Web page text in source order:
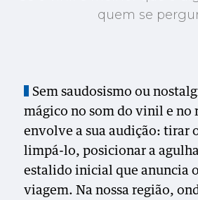
quem se
Sem saudosismo ou
mágico no som do vinil e no
envolve a sua audição: tirar
limpá-lo, posicionar a
estalido inicial que anuncia
viagem. Na nossa região,